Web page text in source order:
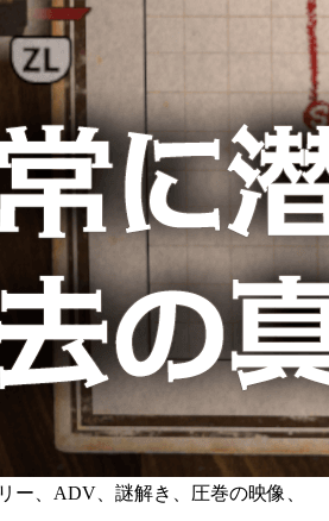
ー、ADV、謎解き、圧巻の映像、